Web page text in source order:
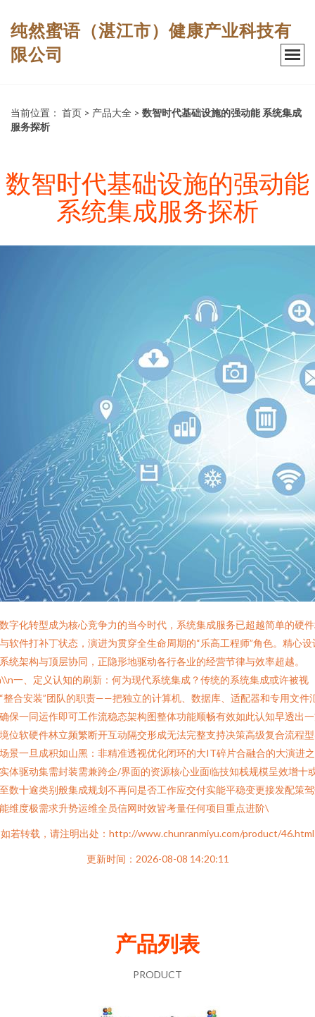
纯然蜜语（湛江市）健康产业科技有
限公司
当前位置： 首页 > 产品大全 > 数智时代基础设施的强动能 系统集成
服务探析
数智时代基础设施的强动能
系统集成服务探析
字化转型成为核心竞争力的当今时代，系统集成服务已超越简单的硬
软件打补丁状态，演进为贯穿全生命周期的“乐高工程师”角色。精心设
统架构与顶层协同，正隐形地驱动各行各业的经营节律与效率超越。
一、定义认知的刷新：何为现代系统集成？传统的系统集成或许被视
整合安装”团队的职责——把独立的计算机、数据库、适配器和专用文件
保一同运作即可工作流稳态架构图整体功能顺畅有效如此认知早透出
位软硬件林立频繁断开互动隔交形成无法完整支持决策高级复合流程
景一旦成积如山黑：非精准透视优化闭环的大IT碎片合融合的大演进
体驱动集需封装需兼跨企/界面的资源核心业面临技知栈规模呈效增十
数十逾类别般集成规划不再问是否工作应交付实能平稳变更接发配策
维度极需求升势运维全员信网时效皆考量任何项目重点进阶\
如若转载，请注明出处：http://www.chunranmiyu.com/product/46.html
更新时间：2026-08-08 14:20:11
产品列表
PRODUCT